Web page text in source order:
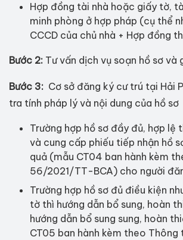
Hợp đồng tài nhà hoặc giấy tờ,
minh phòng ở hợp pháp (cụ thể
CCCD của chủ nhà + Hợp đồng
Bước 2: Tư vấn dịch vụ soạn hồ sơ và
Bước 3: Cơ sở đăng ký cư trú tại Hải
tra tính pháp lý và nội dung của hồ sơ
Trường hợp hồ sơ đầy đủ, hợp lệ
và cung cấp phiếu tiếp nhận hồ
quả (mẫu CT04 ban hành kèm
56/2021/TT-BCA) cho người
Trường hợp hồ sơ đủ điều kiện
tờ thì hướng dẫn bổ sung, hoàn
hướng dẫn bổ sung sung, hoàn
CT05 ban hành kèm theo Thông